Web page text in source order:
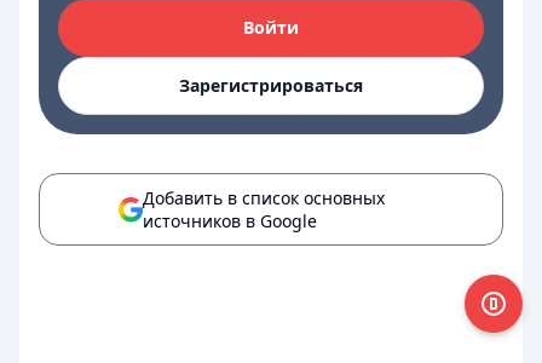
Войти
Зарегистрироваться
Добавить в список основных
источников в Google